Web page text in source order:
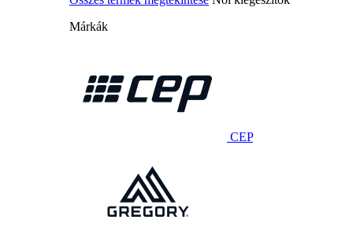
Márkák
CEP